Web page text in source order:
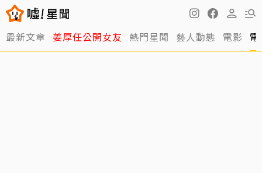
最新文章 姜厚任公開女友 熱門星聞 藝人動態 電影